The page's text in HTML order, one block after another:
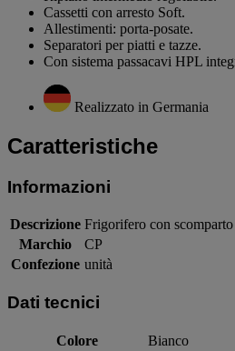
Cassetti con arresto Soft.
Allestimenti: porta-posate.
Separatori per piatti e tazze.
Con sistema passacavi HPL
Realizzato in Germania
Caratteristiche
Informazioni
Descrizione Frigorifero con
Marchio
CP
Confezione unità
Dati tecnici
Colore
Bianco